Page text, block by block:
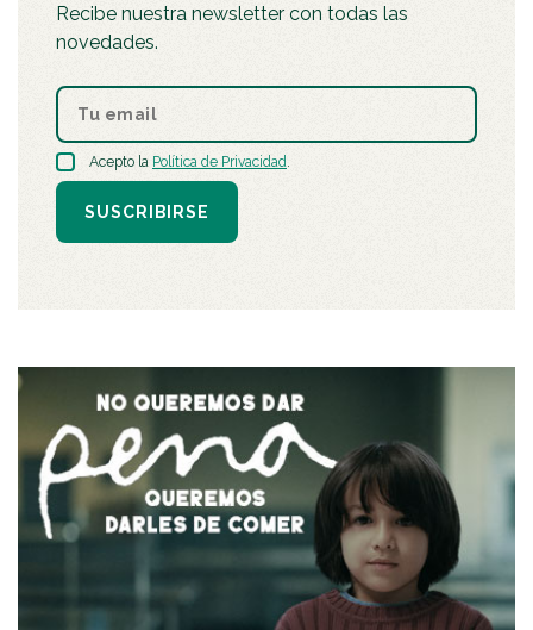
Recibe nuestra newsletter con todas las
novedades.
Acepto la Política de Privacidad
SUSCRIBIRSE